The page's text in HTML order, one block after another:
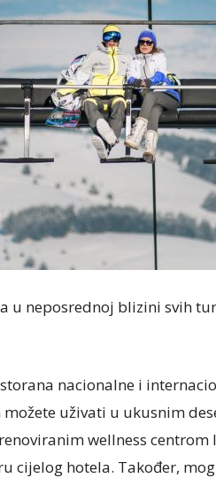
u neposrednoj blizini svih
nacionalne i
uživati u ukusnim
wellness
cijelog hotela. Također,